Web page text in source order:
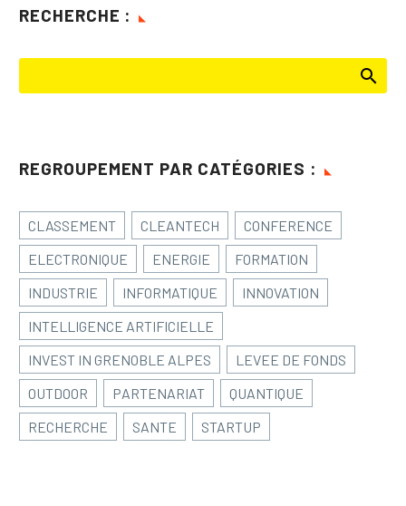
RECHERCHE :
REGROUPEMENT PAR CATÉGORIES :
CLASSEMENT CLEANTECH
CONFERENCE
ELECTRONIQUE
ENERGIE
FORMATION
INDUSTRIE
INFORMATIQUE
INNOVATION
INTELLIGENCE ARTIFICIELLE
INVEST IN GRENOBLE ALPES
LEVEE DE FONDS
OUTDOOR
PARTENARIAT
QUANTIQUE
RECHERCHE
SANTE STARTUP